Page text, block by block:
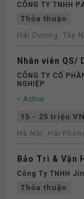
CÔNG TY TNHH
Thỏa thuận
Hải Dương, Tây
Nhân viên QS/
CÔNG TY CỔ
NGHIỆP
Active
15 - 25 triệu
Hà Nội, Hải
Bảo Trì & Vận
Công Ty TNHH
Thỏa thuận